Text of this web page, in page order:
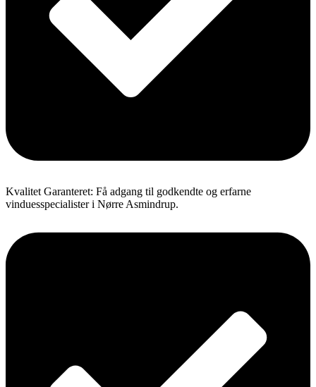
Kvalitet Garanteret: Få adgang til godkendte og erfarne
vinduesspecialister i Nørre Asmindrup.